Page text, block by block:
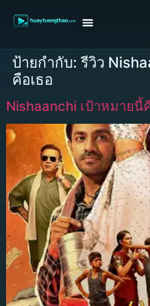
ป้ายกำกับ: รีวิว
คือเธอ
Nishaanchi เป้าหมายนี้